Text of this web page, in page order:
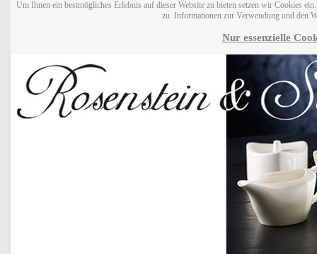
Um Ihnen ein bestmögliches Erlebnis auf dieser Website zu bieten setzen wir Cookies
zu. Informationen zur Verwendung und den
Nur essenzielle